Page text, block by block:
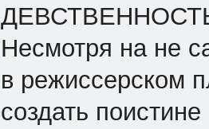
Несмотря на не
в режиссерском
создать